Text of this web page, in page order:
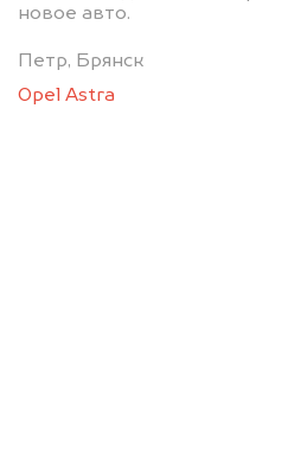
новое авто.
Петр, Брянск
Opel Astra